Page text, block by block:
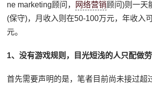
ne marketing顾问，
网络营销顾问)则一天
(保守)，月收入则在50-100万元，年收入
元。
1、没有游戏规则，目光短浅的人只配做
首先需要声明的是，笔者目前尚未接过超